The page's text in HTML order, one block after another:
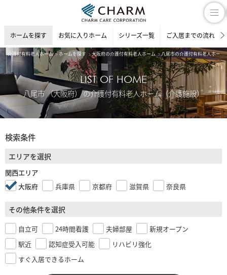
ホームを探す お気に入りホーム シリーズ一覧 ご入居までの流れ
介護付有料老人ホーム ホームを探す 大阪府の介護付有料老人ホーム 八尾市の介護付有料老人ホーム
LIST OF HOME
八尾市 （大阪府） の介護付有料老人ホーム（介護施設）
検索条件
エリアを選択
関西エリア
大阪府 兵庫県 京都府 滋賀県 奈良県
その他条件を選択
自立可 24時間看護 夫婦部屋
新規オープン
駅近
認知症受入可能
リハビリ強化
すぐ入居できるホーム